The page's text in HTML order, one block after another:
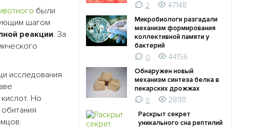
были
шагом
реакции. За
исследования
Но
2
47148
Микробиологи разгадали
механизм формирования
коллективной памяти у
бактерий
0
44156
Обнаружен новый
механизм синтеза белка в
пекарских дрожжах
0
28911
Раскрыт секрет
уникального сна рептилий